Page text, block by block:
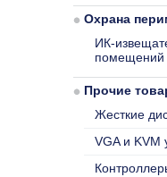
Охрана
ИК-
помещений
Прочие
Жесткие
VGA и KVM